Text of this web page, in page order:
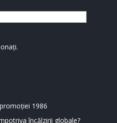
1986
încălzirii globale?